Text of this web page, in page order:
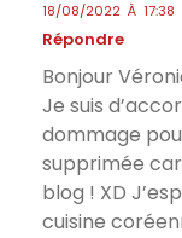
18/08/2022 À 17:38
Répondre
Bonjour
Je suis
dommage
supprimée
blog ! XD
cuisine